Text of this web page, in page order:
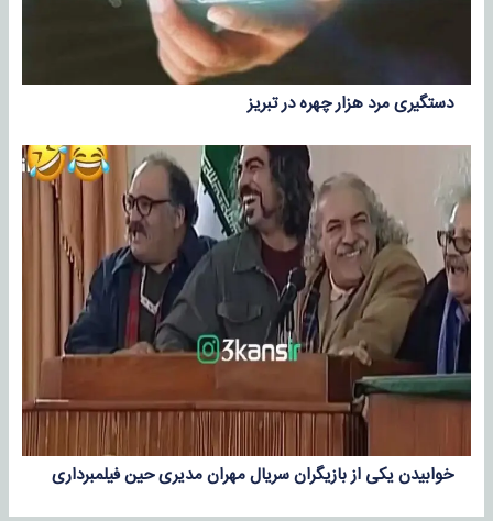
دستگیری مرد هزار چهره در تبریز
خوابیدن یکی از بازیگران سریال مهران مدیری حین فیلمبرداری